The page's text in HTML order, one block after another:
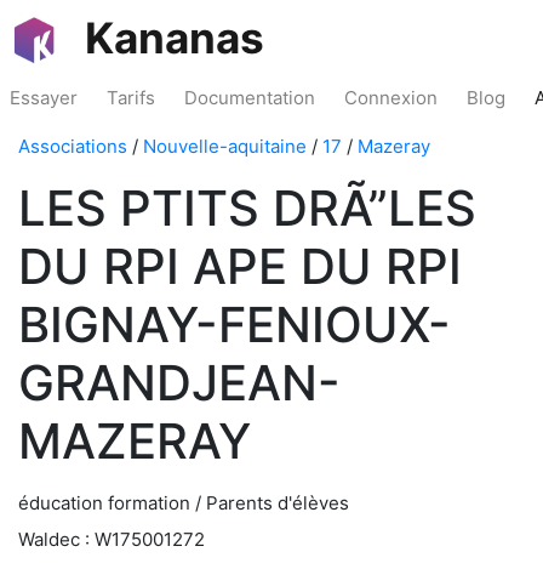
Kananas
Essayer Tarifs Documentation Connexion Blog
Associations / Nouvelle-aquitaine / 17 / Mazeray
LES PTITS DRÃ”LES
DU RPI APE DU RPI
BIGNAY-FENIOUX-
GRANDJEAN-
MAZERAY
éducation formation / Parents d'élèves
Waldec : W175001272